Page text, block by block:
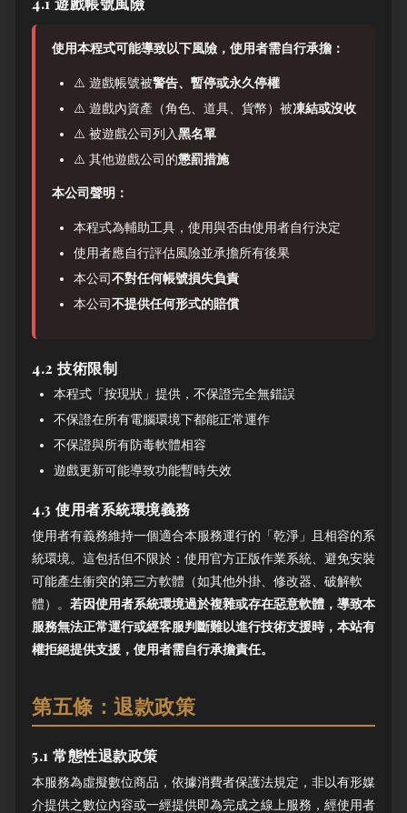
使用本程式可能導致以下風險，使用者需自行承擔：
⚠️ 遊戲帳號被警告、暫停或永久停權
⚠️ 遊戲內資產（角色、道具、貨幣）被凍結或沒收
⚠️ 被遊戲公司列入黑名單
⚠️ 其他遊戲公司的懲罰措施
本公司聲明：
本程式為輔助工具，使用與否由使用者自行決定
使用者應自行評估風險並承擔所有後果
本公司不對任何帳號損失負責
本公司不提供任何形式的賠償
4.2 技術限制
本程式「按現狀」提供，不保證完全無錯誤
不保證在所有電腦環境下都能正常運作
不保證與所有防毒軟體相容
遊戲更新可能導致功能暫時失效
4.3 使用者系統環境義務
使用者有義務維持一個適合本服務運行的「乾淨」且相容的系
統環境。這包括但不限於：使用官方正版作業系統、避免安裝
可能產生衝突的第三方軟體（如其他外掛、修改器、破解軟
體）。 若因使用者系統環境過於複雜或存在惡意軟體，導致本
服務無法正常運行或經客服判斷難以進行技術支援時，本站有
權拒絕提供支援，使用者需自行承擔責任。
第五條：退款政策
5.1 常態性退款政策
本服務為虛擬數位商品，依據消費者保護法規定，非以有形媒
介提供之數位內容或一經提供即為完成之線上服務，經使用者